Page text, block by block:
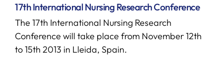
GRUPOS DE INVESTIGACIÓN
PROYECTOS/COLABORACIONES
17th International Nursing Research Conference
The 17th International Nursing Research
Conference will take place from November 12th
to 15th 2013 in Lleida, Spain.